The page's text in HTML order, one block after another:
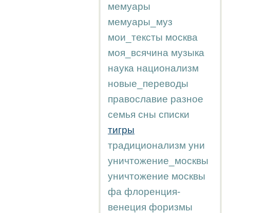
мемуары
мемуары_муз
мои_тексты москва
моя_всячина музыка
наука национализм
новые_переводы
православие разное
семья сны списки
тигры
традиционализм уни
уничтожение_москвы
уничтожение москвы
фа флоренция-
венеция форизмы